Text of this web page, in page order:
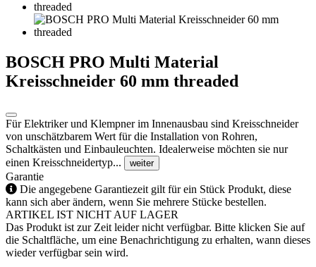
BOSCH PRO Multi Material
Kreisschneider 60 mm threaded
Für Elektriker und Klempner im Innenausbau sind Kreisschneider
von unschätzbarem Wert für die Installation von Rohren,
Schaltkästen und Einbauleuchten. Idealerweise möchten sie nur
einen Kreisschneidertyp...
weiter
Garantie
Die angegebene Garantiezeit gilt für ein Stück Produkt, diese
kann sich aber ändern, wenn Sie mehrere Stücke bestellen.
ARTIKEL IST NICHT AUF LAGER
Das Produkt ist zur Zeit leider nicht verfügbar. Bitte klicken Sie auf
die Schaltfläche, um eine Benachrichtigung zu erhalten, wann dieses
wieder verfügbar sein wird.